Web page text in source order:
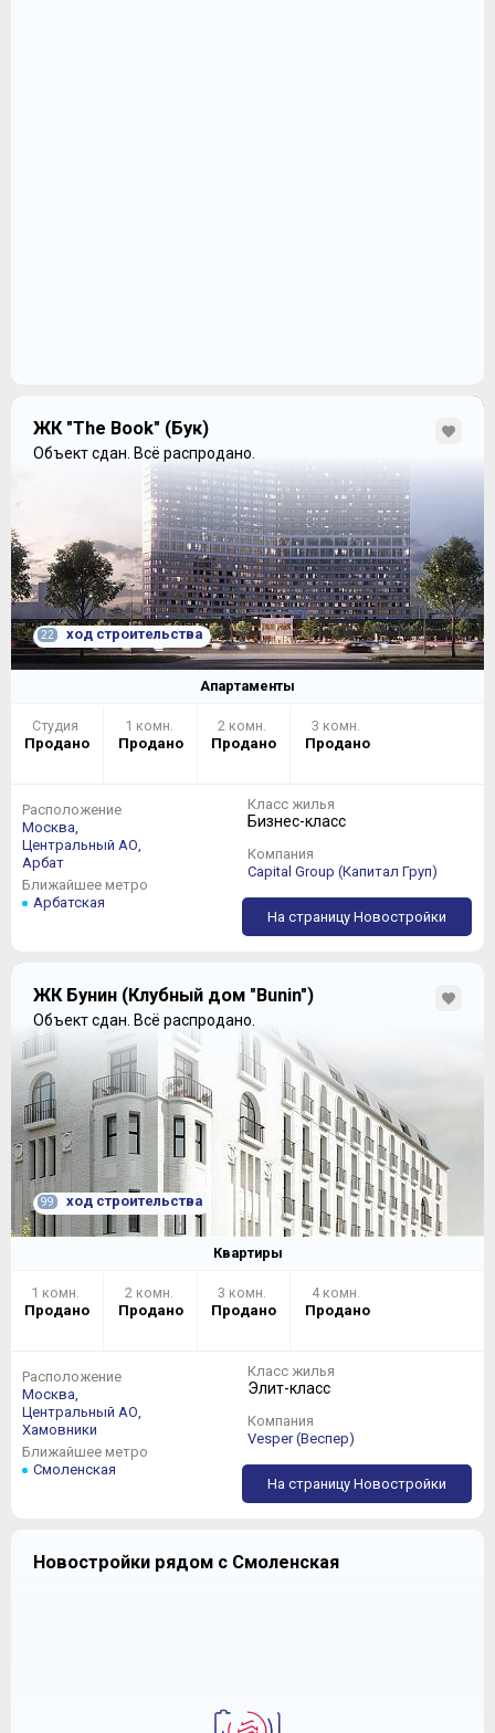
ЖК "The Book" (Бук)
Объект сдан. Всё распродано.
22 ход строительства
Апартаменты
Студия
Продано
1 комн.
Продано
2 комн.
Продано
3 комн.
Продано
Расположение
Москва,
Центральный АО,
Арбат
Ближайшее метро
Арбатская
Класс жилья
Бизнес-класс
Компания
Capital Group (Капитал Груп)
На страницу Новостройки
ЖК Бунин (Клубный дом "Bunin")
Объект сдан. Всё распродано.
99 ход строительства
Квартиры
1 комн.
Продано
2 комн.
Продано
3 комн.
Продано
4 комн.
Продано
Расположение
Москва,
Центральный АО,
Хамовники
Ближайшее метро
Смоленская
Класс жилья
Элит-класс
Компания
Vesper (Веспер)
На страницу Новостройки
Новостройки рядом с Смоленская